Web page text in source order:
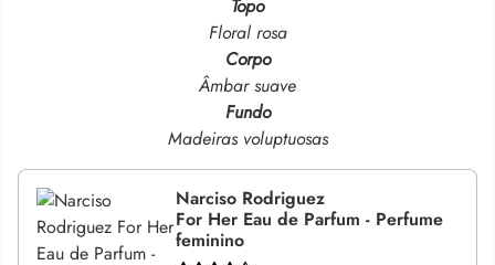
Topo
Floral rosa
Corpo
Âmbar suave
Fundo
Madeiras voluptuosas
Narciso Rodriguez
For Her Eau de Parfum - Perfume
feminino